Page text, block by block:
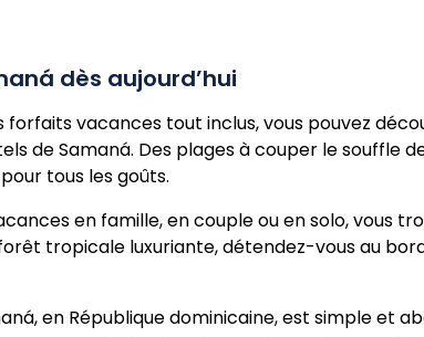
dès aujourd’hui
vacances tout inclus, vous pouvez
de Samaná. Des plages à couper le souffle
tous les goûts.
en famille, en couple ou en solo, vous
tropicale luxuriante, détendez-vous au
en République dominicaine, est simple et